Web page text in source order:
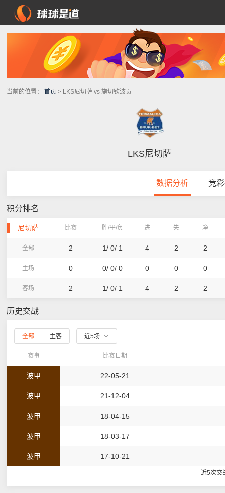
当前的位置： 首页 > LKS尼切萨 vs 施切钦波贡
LKS尼切萨
数据分析 竞
积分排名
尼切萨 比赛 胜/平/负 进 失 净
全部 2 1/ 0/ 1 4 2 2
主场 0 0/ 0/ 0 0 0 0
客场 2 1/ 0/ 1 4 2 2
历史交战
全部 主客 近5场
赛事 比赛日期
波甲 22-05-21
波甲 21-12-04
波甲 18-04-15
波甲 18-03-17
波甲 17-10-21
近5次交